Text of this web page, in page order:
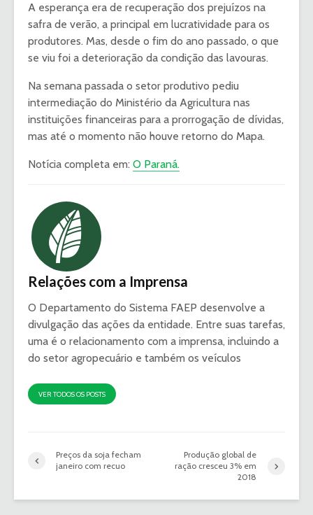
A esperança era de recuperação dos prejuízos na
safra de verão, a principal em lucratividade para os
produtores. Mas, desde o fim do ano passado, o que
se viu foi a deterioração da condição das lavouras.
Na semana passada o setor produtivo pediu
intermediação do Ministério da Agricultura nas
instituições financeiras para a prorrogação de dívidas,
mas até o momento não houve retorno do Mapa.
Notícia completa em: O Paraná.
Relações com a Imprensa
O Departamento do Sistema FAEP desenvolve a
divulgação das ações da entidade. Entre suas tarefas,
uma é o relacionamento com a imprensa, incluindo a
do setor agropecuário e também os veículos
VER TODOS OS POSTS
Preços da soja fecham
janeiro com recuo
Produção global de
ração cresceu 3% em
2018